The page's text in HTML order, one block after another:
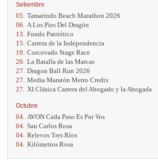
Setiembre
05. Tamarindo Beach Marathon 2026
06.
A Los Pies Del Dragón
13. Fondo Patriótico
15. Carrera de la Independencia
19. Corcovado Stage Race
20. La Batalla de las Marcas
27. Dragon Ball Run 2026
27. Media Maratón Metro Credix
27.
XI Clásica Carrera del Abogado y la Abogada
Octubre
04. AVON Cada Paso Es Por Vos
04. San Carlos Rosa
04. Relevos Tres Ríos
04. Kilómetros Rosa